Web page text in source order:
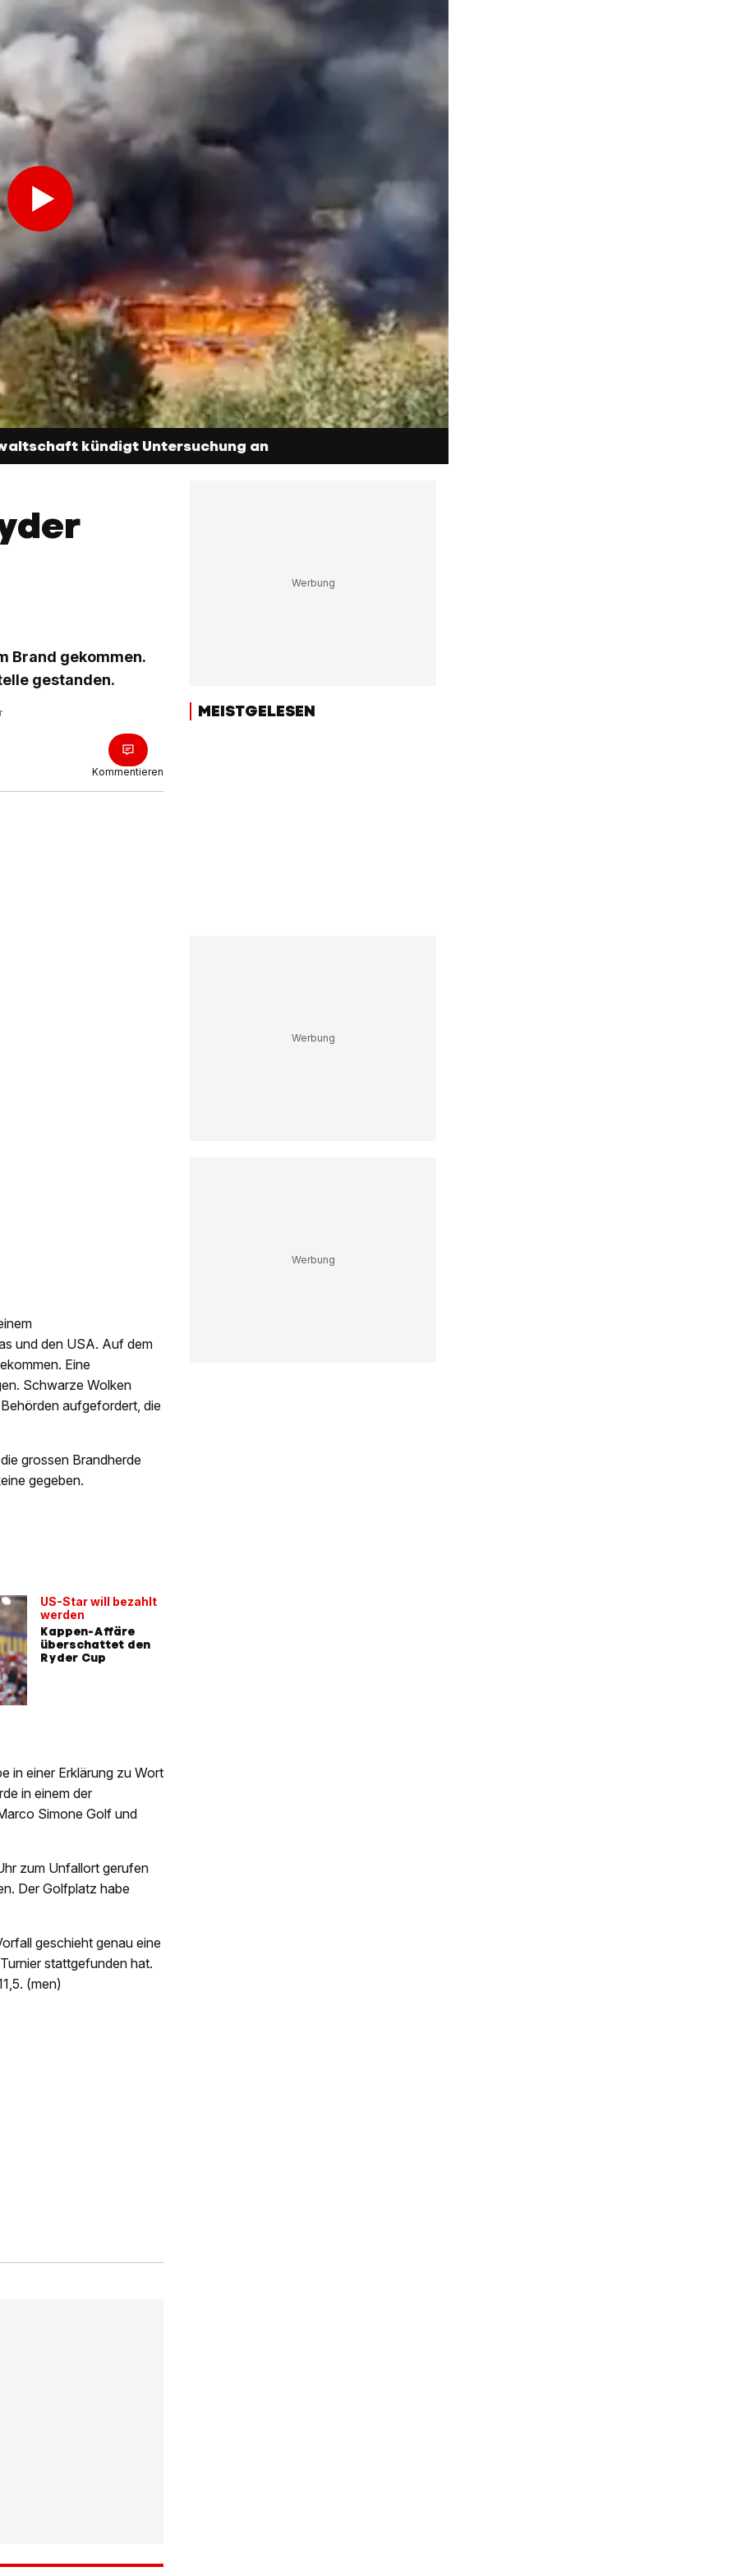
kündigt Untersuchung an
Brand gekommen.
gestanden.
Kommentieren
und den USA. Auf dem
Eine
Schwarze Wolken
aufgefordert, die
grossen Brandherde
gegeben.
US-Star will bezahlt
werden
Kappen-Affäre
überschattet den
Ryder Cup
in einer Erklärung zu Wort
in einem der
Simone Golf und
zum Unfallort gerufen
Der Golfplatz habe
geschieht genau eine
stattgefunden hat.
(men)
MEISTGELESEN